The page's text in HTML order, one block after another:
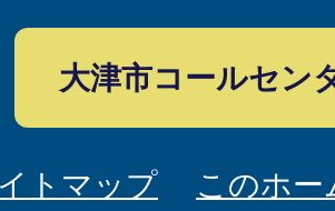
大津市コールセン
トマップ このホ